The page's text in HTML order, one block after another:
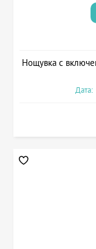
Нощувка с